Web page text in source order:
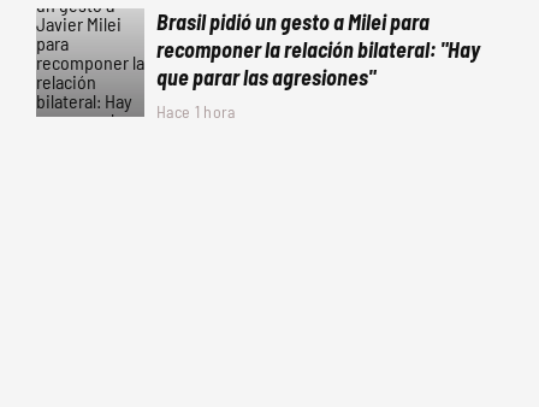
Brasil pidió un gesto a Milei para
recomponer la relación bilateral: "Hay
que parar las agresiones"
Hace 1 hora